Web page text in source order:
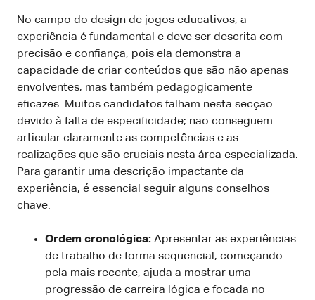
No campo do design de jogos educativos, a
experiência é fundamental e deve ser descrita com
precisão e confiança, pois ela demonstra a
capacidade de criar conteúdos que são não apenas
envolventes, mas também pedagogicamente
eficazes. Muitos candidatos falham nesta secção
devido à falta de especificidade; não conseguem
articular claramente as competências e as
realizações que são cruciais nesta área especializada.
Para garantir uma descrição impactante da
experiência, é essencial seguir alguns conselhos
chave:
Ordem cronológica: Apresentar as experiências
de trabalho de forma sequencial, começando
pela mais recente, ajuda a mostrar uma
progressão de carreira lógica e focada no